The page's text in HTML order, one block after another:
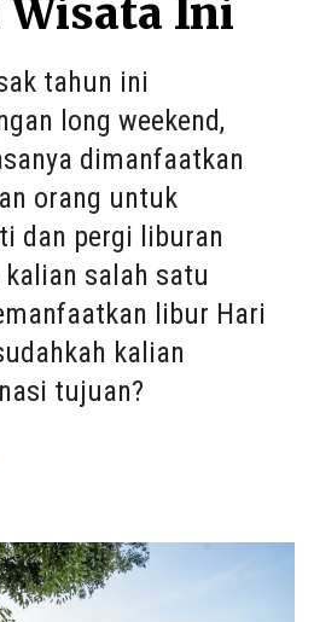
Ini
tahun ini
long weekend,
dimanfaatkan
orang untuk
dan pergi liburan
salah satu
libur Hari
kalian
tujuan?